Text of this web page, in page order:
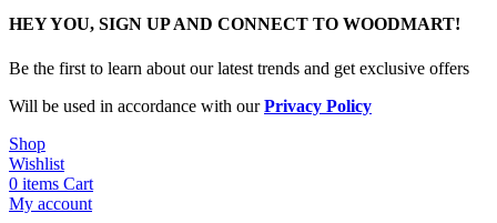
HEY YOU, SIGN UP AND CONNECT TO WOODMART!
Be the first to learn about our latest trends and get exclusive offers
Will be used in accordance with ourPrivacy Policy
Shop
Wishlist
0 items Cart
My account